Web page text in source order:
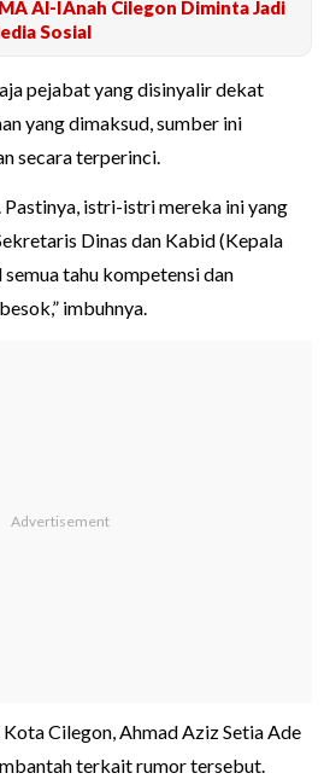
Al-IAnah Cilegon Diminta Jadi
Sosial
pejabat yang disinyalir dekat
yang dimaksud, sumber ini
secara terperinci.
Pastinya, istri-istri mereka ini yang
Dinas dan Kabid (Kepala
tahu kompetensi dan
imbuhnya.
Cilegon, Ahmad Aziz Setia Ade
terkait rumor tersebut.